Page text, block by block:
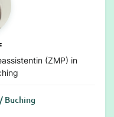
(ZMP) in
Buching